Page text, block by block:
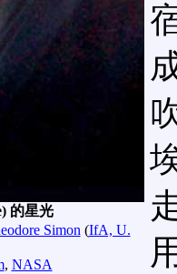
的星光
Simon(IfA, U.
, NASA